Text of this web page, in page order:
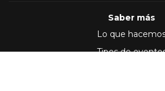
Saber más
Lo que
Tipos de